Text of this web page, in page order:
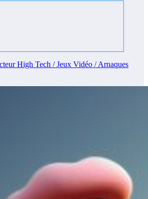
High Tech / Jeux Vidéo / Arnaques